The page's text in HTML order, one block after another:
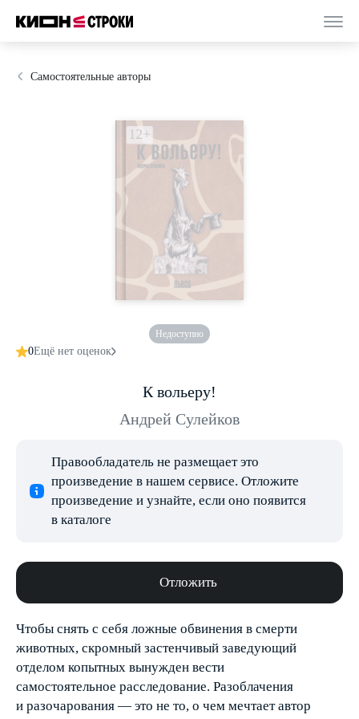
Самостоятельные авторы
Недоступно
0Ещё нет оценок
К вольеру!
Андрей Сулейков
Правообладатель не размещает это
произведение в нашем сервисе. Отложите
произведение и узнайте, если оно появится
в каталоге
Отложить
Чтобы снять с себя ложные обвинения в смерти
животных, скромный застенчивый заведующий
отделом копытных вынужден вести
самостоятельное расследование. Разоблачения
и разочарования — это не то, о чем мечтает автор